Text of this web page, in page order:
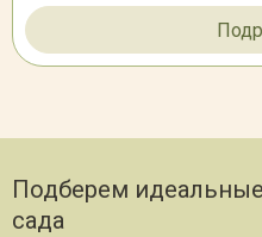
Подберем
сада